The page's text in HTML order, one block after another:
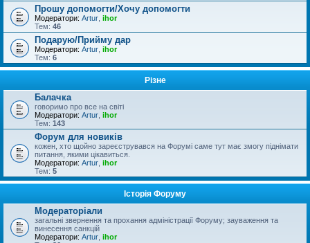
Прошу допомогти/Хочу допомогти
Модератори: Artur ihor
Тем: 46
Подарую/Прийму дар
Модератори: Artur ihor
Тем: 6
Різне
Балачка
говоримо про все на світі
Модератори: Artur ihor
Тем: 143
Форум для новиків
кожен, хто щойно зареєструвався на Форумі саме тут має змогу піднімати
питання, якими цікавиться.
Модератори: Artur ihor
Тем: 5
Історія Форуму
Модераторіали
загальні звернення та прохання адміністрації Форуму; зауваження та
винесення санкцій
Модератори: Artur ihor